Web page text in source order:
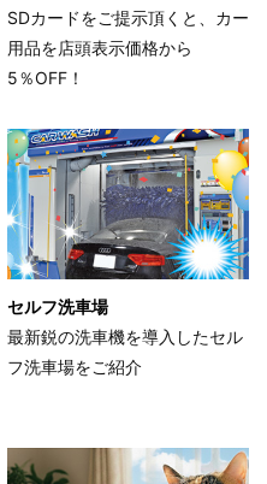
SDカードをご提示頂くと、カー
用品を店頭表示価格から
5％OFF！
セルフ洗車場
最新鋭の洗車機を導入したセル
フ洗車場をご紹介